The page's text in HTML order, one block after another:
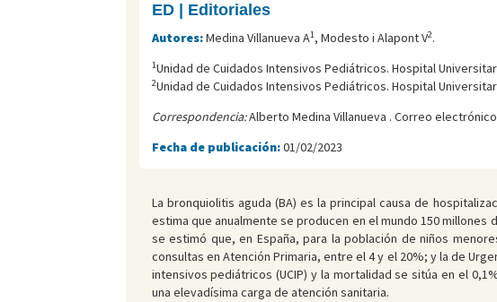
ED | Editoriales
Autores:Medina Villanueva A1, Modesto i Alapont V2.
1Unidad de Cuidados Intensivos Pediátricos. Hospital
2Unidad de Cuidados Intensivos Pediátricos. Hospital
Correspondencia:Alberto Medina Villanueva . Correo
Fecha de publicación:01/02/2023
La bronquiolitis aguda (BA) es la principal causa de
estima que anualmente se producen en el mundo 150 millones
se estimó que, en España, para la población de niños
consultas en Atención Primaria, entre el 4 y el 20%; y la de
intensivos pediátricos (UCIP) y la mortalidad se sitúa en el
una elevadísima carga de atención sanitaria.